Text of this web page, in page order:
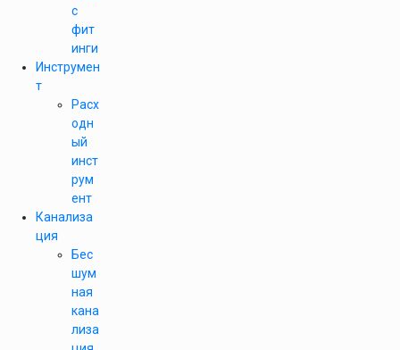
с
фит
инги
Инструмен
т
Расх
одн
ый
инст
рум
ент
Канализа
ция
Бес
шум
ная
кана
лиза